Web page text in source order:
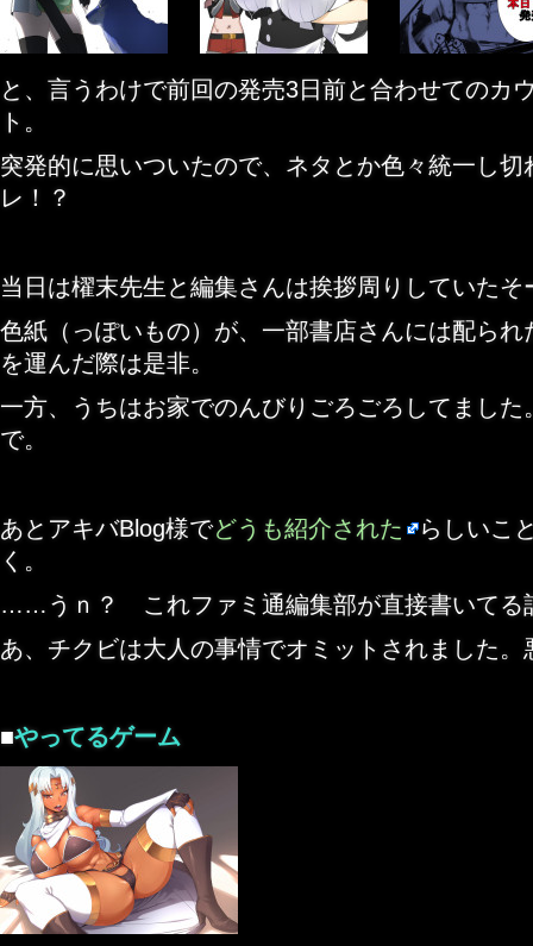
と、言うわけで前回の発売3日前と合わせてのカ
ト。
突発的に思いついたので、ネタとか色々統一し
レ！？
当日は櫂末先生と編集さんは挨拶周りしていたそ
色紙（っぽいもの）が、一部書店さんには配ら
を運んだ際は是非。
一方、うちはお家でのんびりごろごろしてまし
で。
あとアキバBlog様でどうも紹介された
らしいこ
く。
……うｎ？ これファミ通編集部が直接書いてる
あ、チクビは大人の事情でオミットされました。
■やってるゲーム